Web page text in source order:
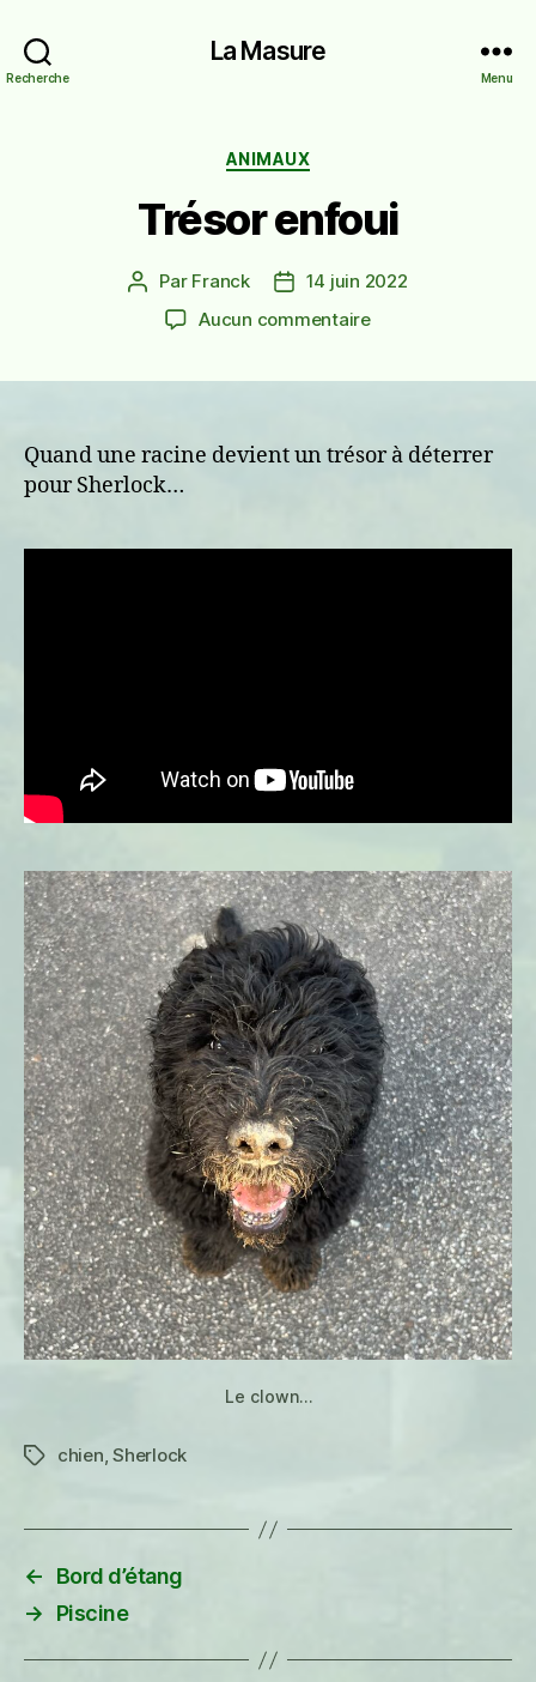
Recherche
La Masure
Menu
Catégories
ANIMAUX
Trésor enfoui
Auteur
l’article
Par Franck
Date14 juin 2022
Aucun commentairesur
Quand une racine devient un trésor à déterrer
pour Sherlock…
Le clown…
Étiquettes
chien,Sherlock
←
Bord d’étang
→
Piscine